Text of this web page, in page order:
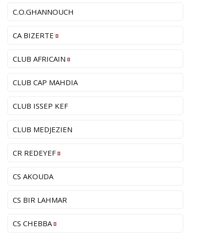
C.O.GHANNOUCH
CA BIZERTE
CLUB AFRICAIN
CLUB CAP MAHDIA
CLUB ISSEP KEF
CLUB MEDJEZIEN
CR REDEYEF
CS AKOUDA
CS BIR LAHMAR
CS CHEBBA